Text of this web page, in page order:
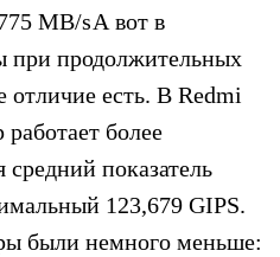
MB/sА вот в
при продолжительных
отличие есть. В Redmi
более
показатель
123,679 GIPS.
были немного меньше: